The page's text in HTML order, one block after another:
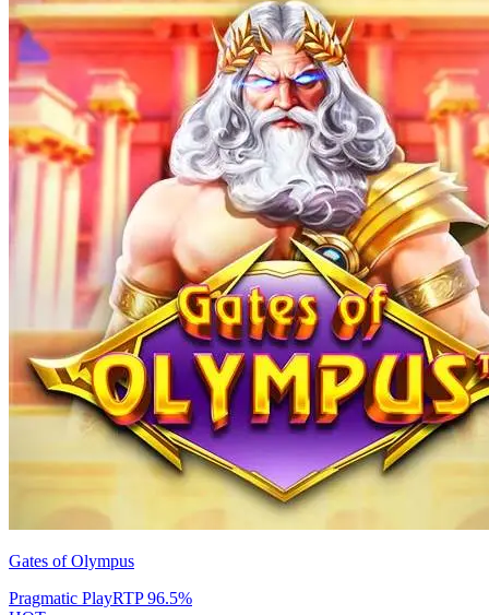
Gates of Olympus
Pragmatic PlayRTP96.5%